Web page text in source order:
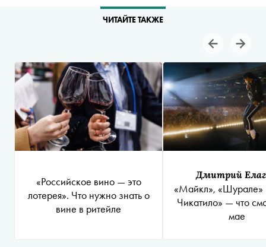
ЧИТАЙТЕ ТАКЖЕ
«Российское вино — это
лотерея». Что нужно знать о
вине в ритейле
Дмитрий
«Майкл», «Шурале»
Чикатило» — что
мае